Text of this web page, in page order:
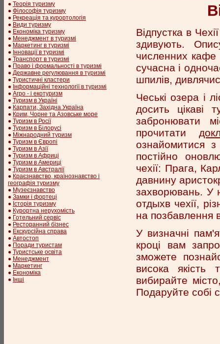
● Теорія туризму
● Філософія туризму
● Рекреація та курортологія
● Види туризму
● Економіка туризму
● Менеджмент в туризмі
● Маркетинг в туризмі
● Інновації в туризмі
● Транспорт в туризмі
● Право і формальності в туризмі
● Державне регулювання в туризмі
● Туристичні кластери
● Інформаційні технології в туризмі
● Агро - і екотуризм
● Туризм в Україні
● Карпати, Західна Україна
● Крим, Чорне та Азовське море
● Туризм в Росії
● Туризм в Білорусі
● Міжнародний туризм
● Туризм в Європі
● Туризм в Азії
● Туризм в Африці
● Туризм в Америці
● Туризм в Австралії
● Краєзнавство, країнознавство і
географія туризму
● Музеєзнавство
● Замки і фортеці
● Історія туризму
● Курортна нерухомість
● Готельний сервіс
● Ресторанний бізнес
● Екскурсійна справа
● Автостоп
● Поради туристам
● Туристське освіта
● Менеджмент
● Маркетинг
● Економіка
● Інші
Відпустка в
здивують.
численних кафе
сучасна і
шпилів,
Чеські озера і
досить цікаві
забронювати
прочитати
ознайомитися
постійно
чехії: Прага,
давнину
захворювань. У
отдыхв чехії,
на позбавлення
У визначні
кроці вам
зможете
висока якість
вибирайте
Подаруйте собі